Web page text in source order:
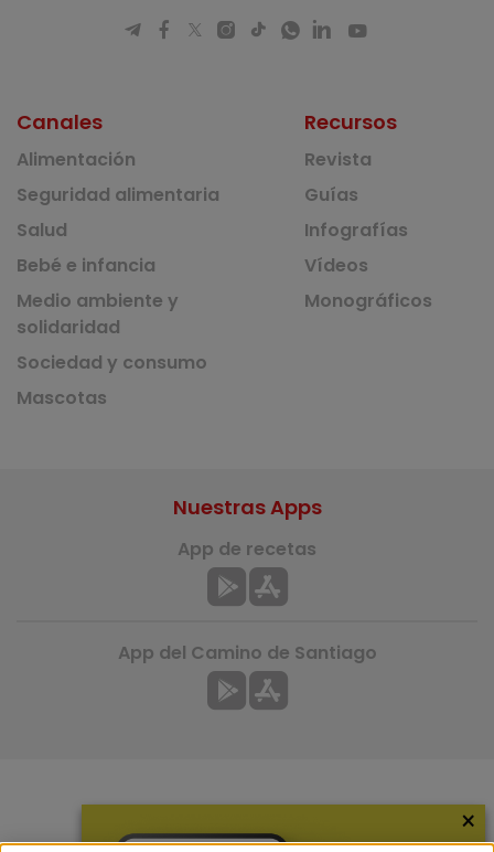
Canales
Alimentación
Seguridad alimentaria
Salud
Bebé e infancia
Medio ambiente y
solidaridad
Sociedad y consumo
Mascotas
Recursos
Revista
Guías
Infografías
Vídeos
Monográficos
Nuestras Apps
App de recetas
App del Camino de Santiago
×